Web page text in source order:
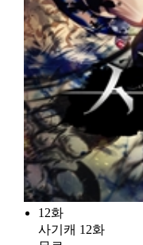
12화
사기캐 12화